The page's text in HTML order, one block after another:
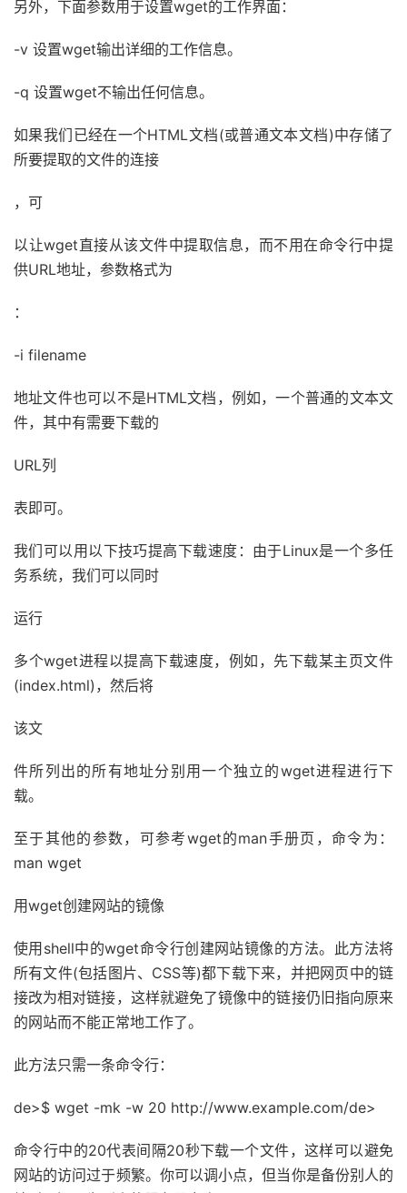
另外，下面参数用于设置wget的工作界面：
-v 设置wget输出详细的工作信息。
-q 设置wget不输出任何信息。
如果我们已经在一个HTML文档(或普通文本文档)中存储了
所要提取的文件的连接
，可
以让wget直接从该文件中提取信息，而不用在命令行中提
供URL地址，参数格式为
：
-i filename
地址文件也可以不是HTML文档，例如，一个普通的文本文
件，其中有需要下载的
URL列
表即可。
我们可以用以下技巧提高下载速度：由于Linux是一个多任
务系统，我们可以同时
运行
多个wget进程以提高下载速度，例如，先下载某主页文件
(index.html)，然后将
该文
件所列出的所有地址分别用一个独立的wget进程进行下
载。
至于其他的参数，可参考wget的man手册页，命令为：
man wget
用wget创建网站的镜像
使用shell中的wget命令行创建网站镜像的方法。此方法将
所有文件(包括图片、CSS等)都下载下来，并把网页中的链
接改为相对链接，这样就避免了镜像中的链接仍旧指向原来
的网站而不能正常地工作了。
此方法只需一条命令行：
de>$ wget -mk -w 20 http://www.example.com/de>
命令行中的20代表间隔20秒下载一个文件，这样可以避免
网站的访问过于频繁。你可以调小点，但当你是备份别人的